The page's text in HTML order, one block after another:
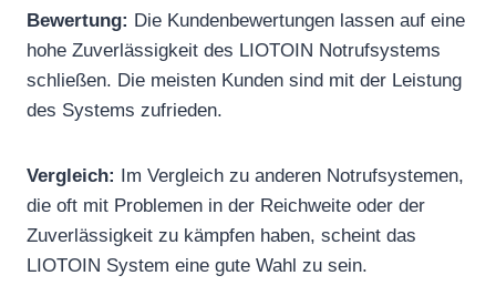
Bewertung: Die Kundenbewertungen lassen auf eine
hohe Zuverlässigkeit des LIOTOIN Notrufsystems
schließen. Die meisten Kunden sind mit der Leistung
des Systems zufrieden.
Vergleich: Im Vergleich zu anderen Notrufsystemen,
die oft mit Problemen in der Reichweite oder der
Zuverlässigkeit zu kämpfen haben, scheint das
LIOTOIN System eine gute Wahl zu sein.